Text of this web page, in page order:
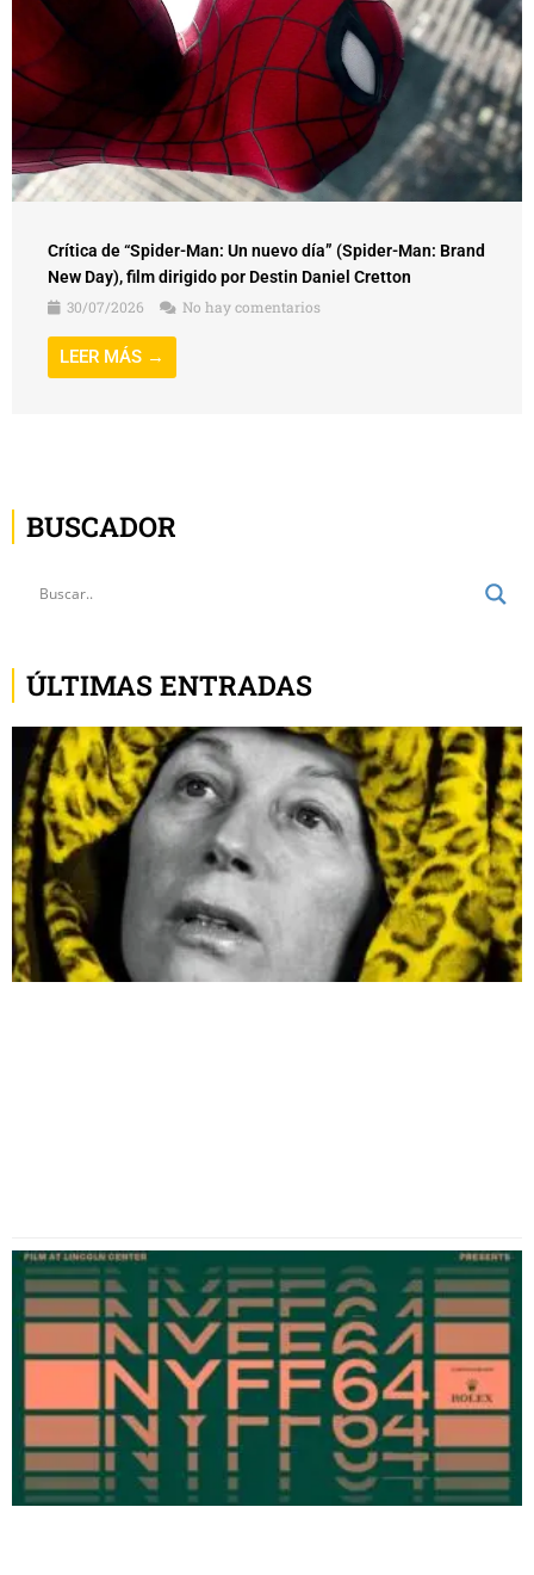
Crítica de “Spider-Man: Un nuevo día” (Spider-Man: Brand
New Day), film dirigido por Destin Daniel Cretton
30/07/2026
No hay comentarios
LEER MÁS →
BUSCADOR
ÚLTIMAS ENTRADAS